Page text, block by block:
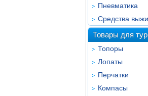
Пневматика
Средства
Товары для
Топоры
Лопаты
Перчатки
Компасы